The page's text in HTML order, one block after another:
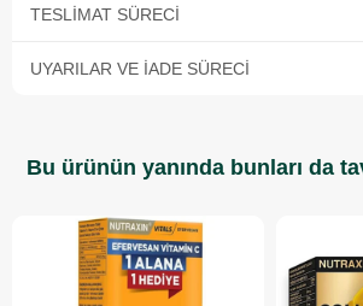
TESLIMAT SÜRECI
UYARILAR VE İADE SÜRECI
Bu ürünün yanında bunları da